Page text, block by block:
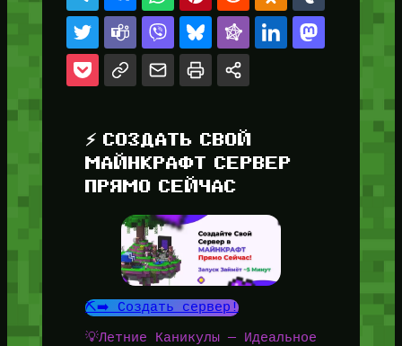
⚡ СОЗДАТЬ СВОЙ
МАЙНКРАФТ СЕРВЕР
ПРЯМО СЕЙЧАС
⛏️➡️ Создать сервер!
💡Летние Каникулы — Идеальное